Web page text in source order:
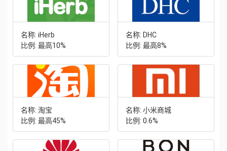
名称: iHerb
比例: 最高10%
名称: DHC
比例: 最高8%
名称: 淘宝
比例: 最高45%
名称: 小米商城
比例: 0.6%